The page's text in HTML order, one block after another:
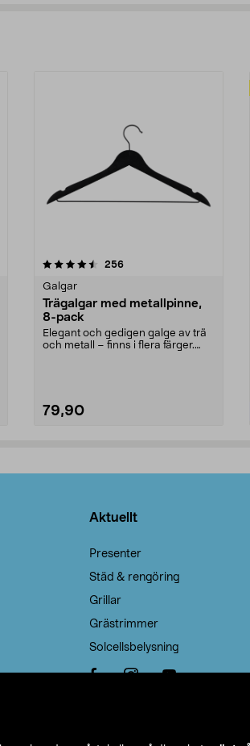
256recensioner
Galgar
Trägalgar med metallpinne,
8-pack
Elegant och gedigen galge av trä
och metall – finns i flera färger.
79,90
4.0av 5 stjärnor
Aktuellt
Presenter
Städ & rengöring
Grillar
Grästrimmer
Solcellsbelysning